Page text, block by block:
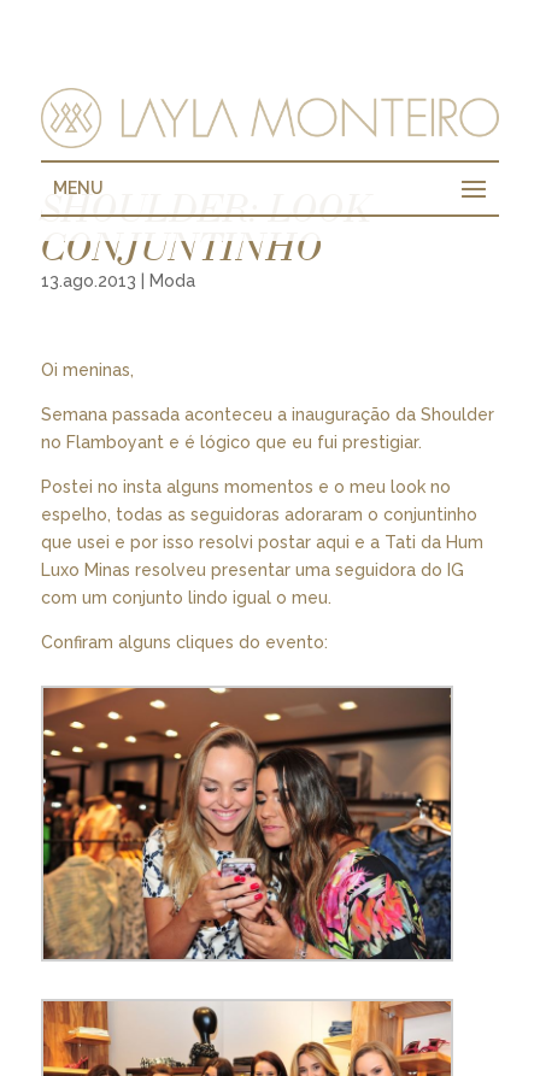
MENU
SHOULDER: LOOK
CONJUNTINHO
13.ago.2013 Moda
Oi meninas,
Semana passada aconteceu a inauguração da Shoulder
no Flamboyant e é lógico que eu fui prestigiar.
Postei no insta alguns momentos e o meu look no
espelho, todas as seguidoras adoraram o conjuntinho
que usei e por isso resolvi postar aqui e a Tati da Hum
Luxo Minas resolveu presentar uma seguidora do IG
com um conjunto lindo igual o meu.
Confiram alguns cliques do evento: